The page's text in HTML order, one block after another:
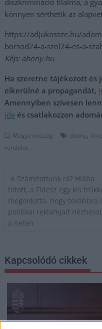
diszkrimináció tilalma, a
könnyen sérthetik az
https://adjukossze.hu/
borsod24-a-szol24-es-a-
Kép: abony.hu
Ha szeretne tájékozott és
elkerülné a propagandát,
Amennyiben szívesen
ide és csatlakozzon
Magyarország abony,
rendelet
Bejegyzés
navigáció
Számítottunk rá? Hiába
tiltott, a Fidesz egy kis
megoldotta, hogy továbbra
politikai reklámjait
a neten
Kapcsolódó cikkek